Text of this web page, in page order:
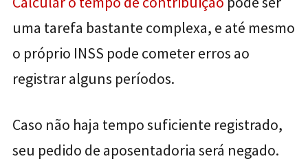
uma tarefa bastante complexa, e até mesmo
o próprio INSS pode cometer erros ao
registrar alguns períodos.
Caso não haja tempo suficiente registrado,
seu pedido de aposentadoria será negado.